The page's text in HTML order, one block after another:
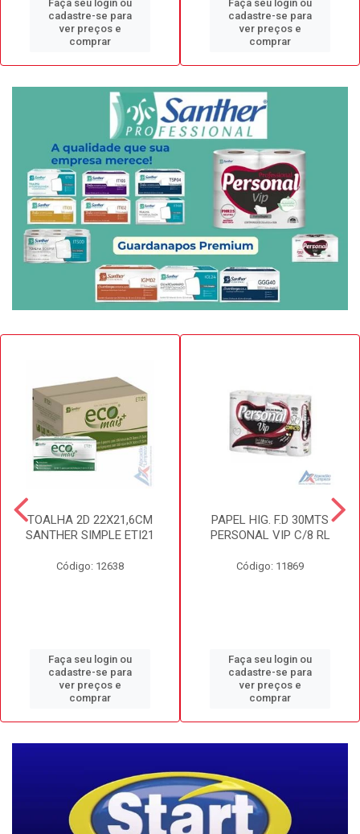
Faça seu login ou
cadastre-se para
ver preços e
comprar
Faça seu login ou
cadastre-se para
ver preços e
comprar
TOALHA 2D 22X21,6CM
SANTHER SIMPLE ETI21
Código: 12638
Faça seu login ou
cadastre-se para
ver preços e
comprar
PAPEL HIG. F.D 30MTS
PERSONAL VIP C/8 RL
Código: 11869
Faça seu login ou
cadastre-se para
ver preços e
comprar